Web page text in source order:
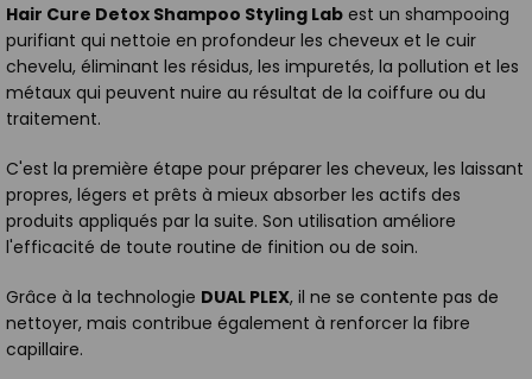
Hair Cure Detox Shampoo Styling Lab est un shampooing
purifiant qui nettoie en profondeur les cheveux et le cuir
chevelu, éliminant les résidus, les impuretés, la pollution et les
métaux qui peuvent nuire au résultat de la coiffure ou du
traitement.
C'est la première étape pour préparer les cheveux, les laissant
propres, légers et prêts à mieux absorber les actifs des
produits appliqués par la suite. Son utilisation améliore
l'efficacité de toute routine de finition ou de soin.
Grâce à la technologie DUAL PLEX, il ne se contente pas de
nettoyer, mais contribue également à renforcer la fibre
capillaire.